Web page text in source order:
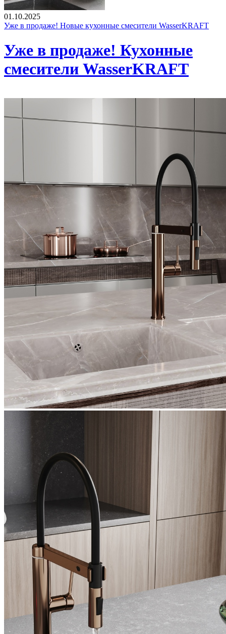
01.10.2025
Уже в продаже! Новые кухонные смесители WasserKRAFT
Уже в продаже! Кухонные
смесители WasserKRAFT